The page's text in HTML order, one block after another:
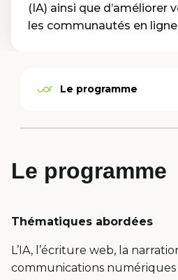
(IA) ainsi que d’améliorer
les communautés en
Open
ActiveLe programme
Le programme
Thématiques abordées
L’IA, l’écriture web, la
communications numériques